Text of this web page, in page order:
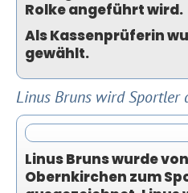
Rolke angeführt wird.
Als Kassenprüferin
gewählt.
Linus Bruns wird Sportler
Linus Bruns wurde
Obernkirchen zum